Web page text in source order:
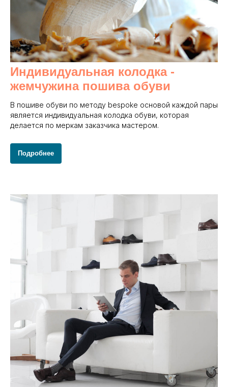
Индивидуальная колодка -
жемчужина пошива обуви
В пошиве обуви по методу bespoke основой каждой пары
является индивидуальная колодка обуви, которая
делается по меркам заказчика мастером.
Подробнее